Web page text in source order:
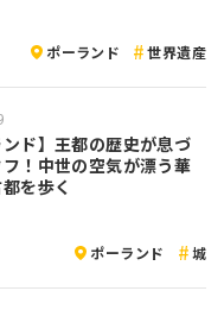
ポーランド 世界遺産
ンド】王都の歴史が息づ
！中世の空気が漂う華
を歩く
ポーランド 城